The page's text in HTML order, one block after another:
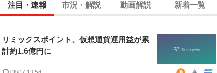
注目・速報 市況・解説 動画解説 新着一覧
リミックスポイント、仮想通貨運用益が累
計約1.6億円に